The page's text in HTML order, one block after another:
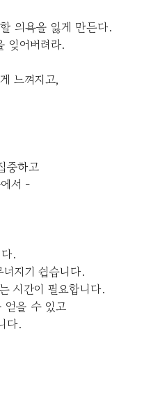
의욕을 잃게 만든다.
잊어버려라.
느껴지고,
중하고
서 -
.
지기 쉽습니다.
시간이 필요합니다.
얻을 수 있고
다.